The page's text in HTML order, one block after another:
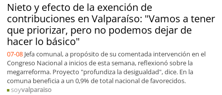
Nieto y efecto de la exención de
contribuciones en Valparaíso: "Vamos a tener
que priorizar, pero no podemos dejar de
hacer lo básico"
07-08 Jefa comunal, a propósito de su comentada intervención en el
Congreso Nacional a inicios de esta semana, reflexionó sobre la
megarreforma. Proyecto "profundiza la desigualdad", dice. En la
comuna beneficia a un 0,9% de total nacional de favorecidos.
soyvalparaiso